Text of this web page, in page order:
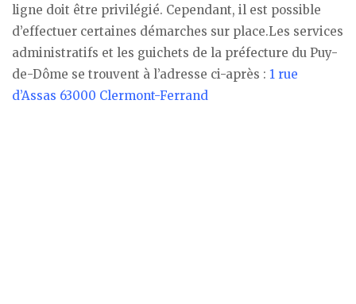
ligne doit être privilégié. Cependant, il est possible
d’effectuer certaines démarches sur place.Les services
administratifs et les guichets de la préfecture du Puy-
de-Dôme se trouvent à l’adresse ci-après : 1 rue
d’Assas 63000 Clermont-Ferrand